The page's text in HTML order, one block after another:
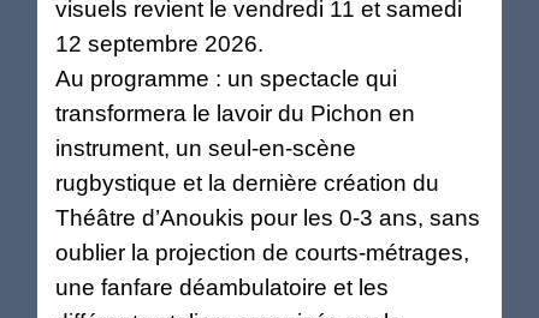
visuels revient le vendredi 11 et samedi
12 septembre 2026.
Au programme : un spectacle qui
transformera le lavoir du Pichon en
instrument, un seul-en-scène
rugbystique et la dernière création du
Théâtre d’Anoukis pour les 0-3 ans, sans
oublier la projection de courts-métrages,
une fanfare déambulatoire et les